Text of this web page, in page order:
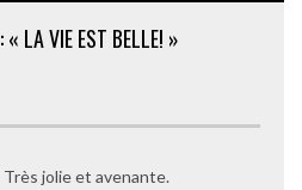
« LA VIE EST BELLE! »
Très jolie et avenante.